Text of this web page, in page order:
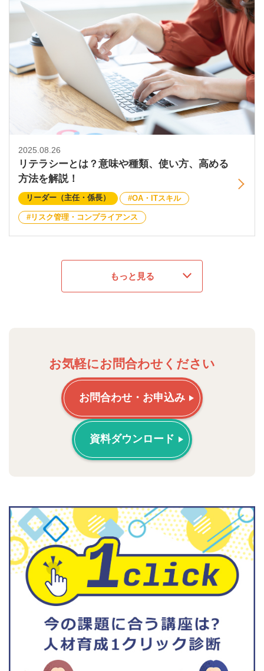
2025.08.26
リテラシーとは？意味や種類、使い方、高める
方法を解説！
リーダー（主任・係長） OA・ITスキル
リスク管理・コンプライアンス
もっと見る
お気軽にお問合わせください
お問合わせ・お申込み
資料ダウンロード